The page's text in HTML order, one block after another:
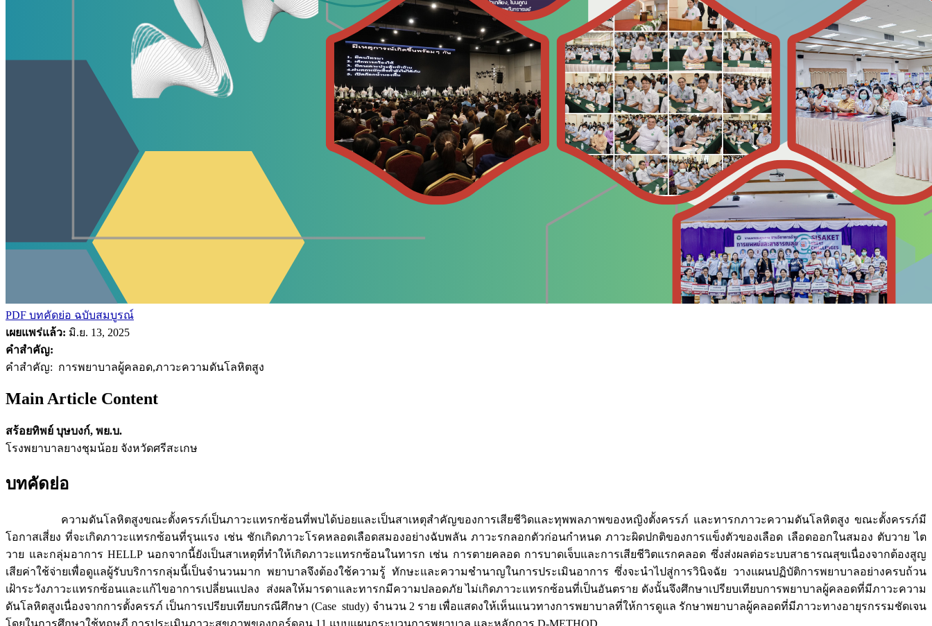
PDF บทคัดย่อ ฉบับสมบูรณ์
เผยแพร่แล้ว: มิ.ย. 13, 2025
คำสำคัญ:
คำสำคัญ: การพยาบาลผู้คลอด,ภาวะความดันโลหิตสูง
Main Article Content
สร้อยทิพย์ บุษบงก์, พย.บ.
โรงพยาบาลยางชุมน้อย จังหวัดศรีสะเกษ
บทคัดย่อ
ความดันโลหิตสูงขณะตั้งครรภ์เป็นภาวะแทรกซ้อนที่พบได้บ่อยและเป็นสาเหตุสำคัญของการเสียชีวิดและทุพพลภาพของหญิงตั้งครรภ์ และทารกภาวะความดันโลหิตสูง ขณะตั้งครรภ์มี
โอกาสเสี่ยง ที่จะเกิดภาวะแทรกซ้อนที่รุนแรง เช่น ชักเกิดภาวะโรคหลอดเลือดสมองอย่างฉับพลัน ภาวะรกลอกตัวก่อนกำหนด ภาวะผิดปกติของการแข็งตัวของเลือด เลือดออกในสมอง ตับวาย ไต
วาย และกลุ่มอาการ HELLP นอกจากนี้ยังเป็นสาเหตุที่ทำให้เกิดภาวะแทรกซ้อนในทารก เช่น การตายคลอด การบาดเจ็บและการเสียชีวิตแรกคลอด ซึ่งส่งผลต่อระบบสาธารณสุขเนื่องจากต้องสูญ
เสียค่าใช้จ่ายเพื่อดูแลผู้รับบริการกลุ่มนี้เป็นจำนวนมาก พยาบาลจึงต้องใช้ความรู้ ทักษะและความชำนาญในการประเมินอาการ ซึ่งจะนำไปสู่การวินิจฉัย วางแผนปฏิบัติการพยาบาลอย่างครบถ้วน
เฝ้าระวังภาวะแทรกซ้อนและแก้ไขอาการเปลี่ยนแปลง ส่งผลให้มารดาและทารกมีความปลอดภัย ไม่เกิดภาวะแทรกซ้อนที่เป็นอันตราย ดังนั้นจึงศึกษาเปรียบเทียบการพยาบาลผู้คลอดที่มีภาวะความ
ดันโลหิตสูงเนื่องจากการตั้งครรภ์ เป็นการเปรียบเทียบกรณีศึกษา (Case study) จำนวน 2 ราย เพื่อแสดงให้เห็นแนวทางการพยาบาลที่ให้การดูแล รักษาพยาบาลผู้คลอดที่มีภาวะทางอายุรกรรมชัดเจน